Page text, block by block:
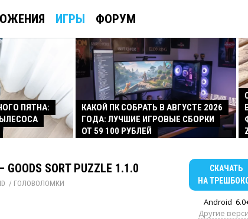
ИГРЫ ФОРУМ
ПЯТНА:
КАКОЙ ПК СОБРАТЬ В АВГУСТЕ 2026
ГОДА: ЛУЧШИЕ ИГРОВЫЕ СБОРКИ
ОТ 59 100 РУБЛЕЙ
GOODS SORT PUZZLE 1.1.0
/ ГОЛОВОЛОМКИ
СКАЧАТЬ
НА
Android
Другие